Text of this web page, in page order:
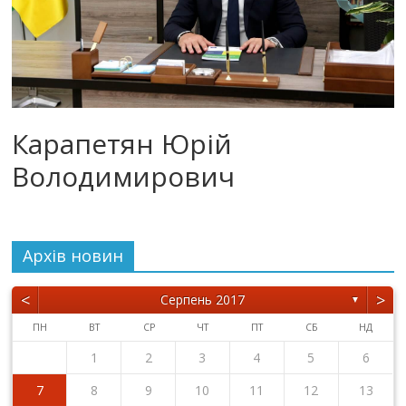
Карапетян Юрій
Володимирович
Архiв новин
< Серпень 2017 ▼ >
ПН ВТ СР ЧТ ПТ СБ НД
1 2 3 4 5
6
7
8 9 10 11 12
13